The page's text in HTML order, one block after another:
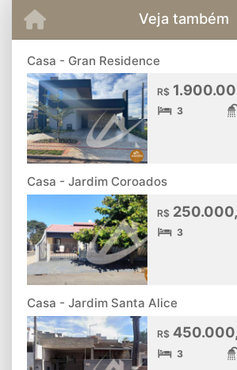
Veja também
Casa - Gran Residence
R$
3
Casa - Jardim Coroados
R$
3
Casa - Jardim Santa Alice
R$
3